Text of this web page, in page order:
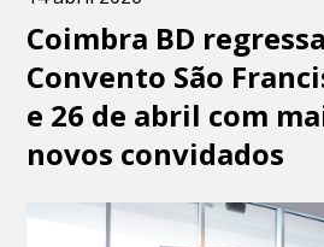
Coimbra BD
Convento São
e 26 de abril com
novos convidados